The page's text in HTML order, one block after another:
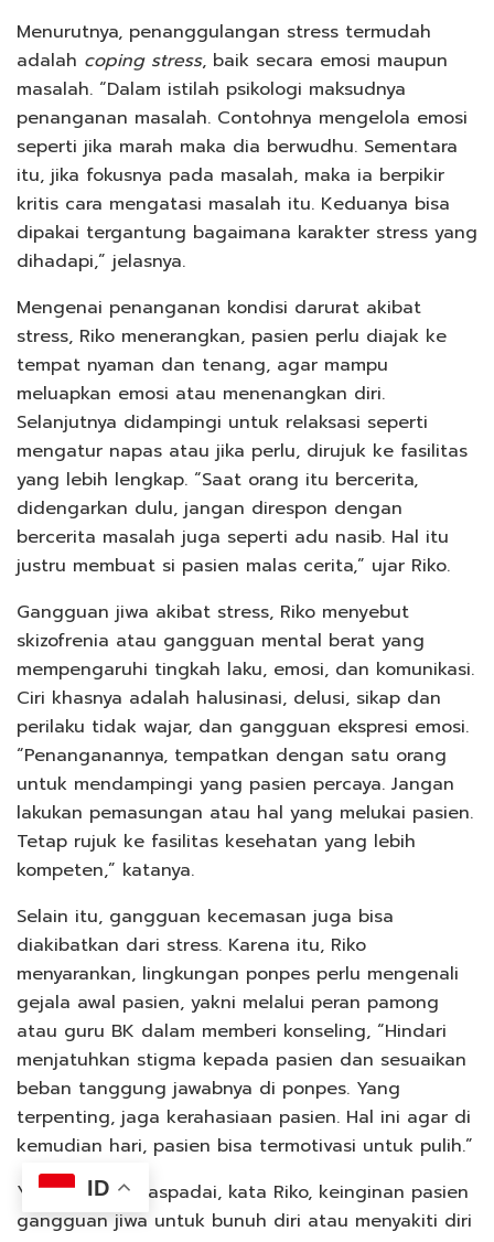
Menurutnya, penanggulangan stress termudah
adalah coping stress, baik secara emosi maupun
masalah. “Dalam istilah psikologi maksudnya
penanganan masalah. Contohnya mengelola emosi
seperti jika marah maka dia berwudhu. Sementara
itu, jika fokusnya pada masalah, maka ia berpikir
kritis cara mengatasi masalah itu. Keduanya bisa
dipakai tergantung bagaimana karakter stress yang
dihadapi,” jelasnya.
Mengenai penanganan kondisi darurat akibat
stress, Riko menerangkan, pasien perlu diajak ke
tempat nyaman dan tenang, agar mampu
meluapkan emosi atau menenangkan diri.
Selanjutnya didampingi untuk relaksasi seperti
mengatur napas atau jika perlu, dirujuk ke fasilitas
yang lebih lengkap. “Saat orang itu bercerita,
didengarkan dulu, jangan direspon dengan
bercerita masalah juga seperti adu nasib. Hal itu
justru membuat si pasien malas cerita,” ujar Riko.
Gangguan jiwa akibat stress, Riko menyebut
skizofrenia atau gangguan mental berat yang
mempengaruhi tingkah laku, emosi, dan komunikasi.
Ciri khasnya adalah halusinasi, delusi, sikap dan
perilaku tidak wajar, dan gangguan ekspresi emosi.
“Penanganannya, tempatkan dengan satu orang
untuk mendampingi yang pasien percaya. Jangan
lakukan pemasungan atau hal yang melukai pasien.
Tetap rujuk ke fasilitas kesehatan yang lebih
kompeten,” katanya.
Selain itu, gangguan kecemasan juga bisa
diakibatkan dari stress. Karena itu, Riko
menyarankan, lingkungan ponpes perlu mengenali
gejala awal pasien, yakni melalui peran pamong
atau guru BK dalam memberi konseling, “Hindari
menjatuhkan stigma kepada pasien dan sesuaikan
beban tanggung jawabnya di ponpes. Yang
terpenting, jaga kerahasiaan pasien. Hal ini agar di
kemudian hari, pasien bisa termotivasi untuk pulih.”
Yang perlu diwaspadai, kata Riko, keinginan pasien
gangguan jiwa untuk bunuh diri atau menyakiti diri
ID